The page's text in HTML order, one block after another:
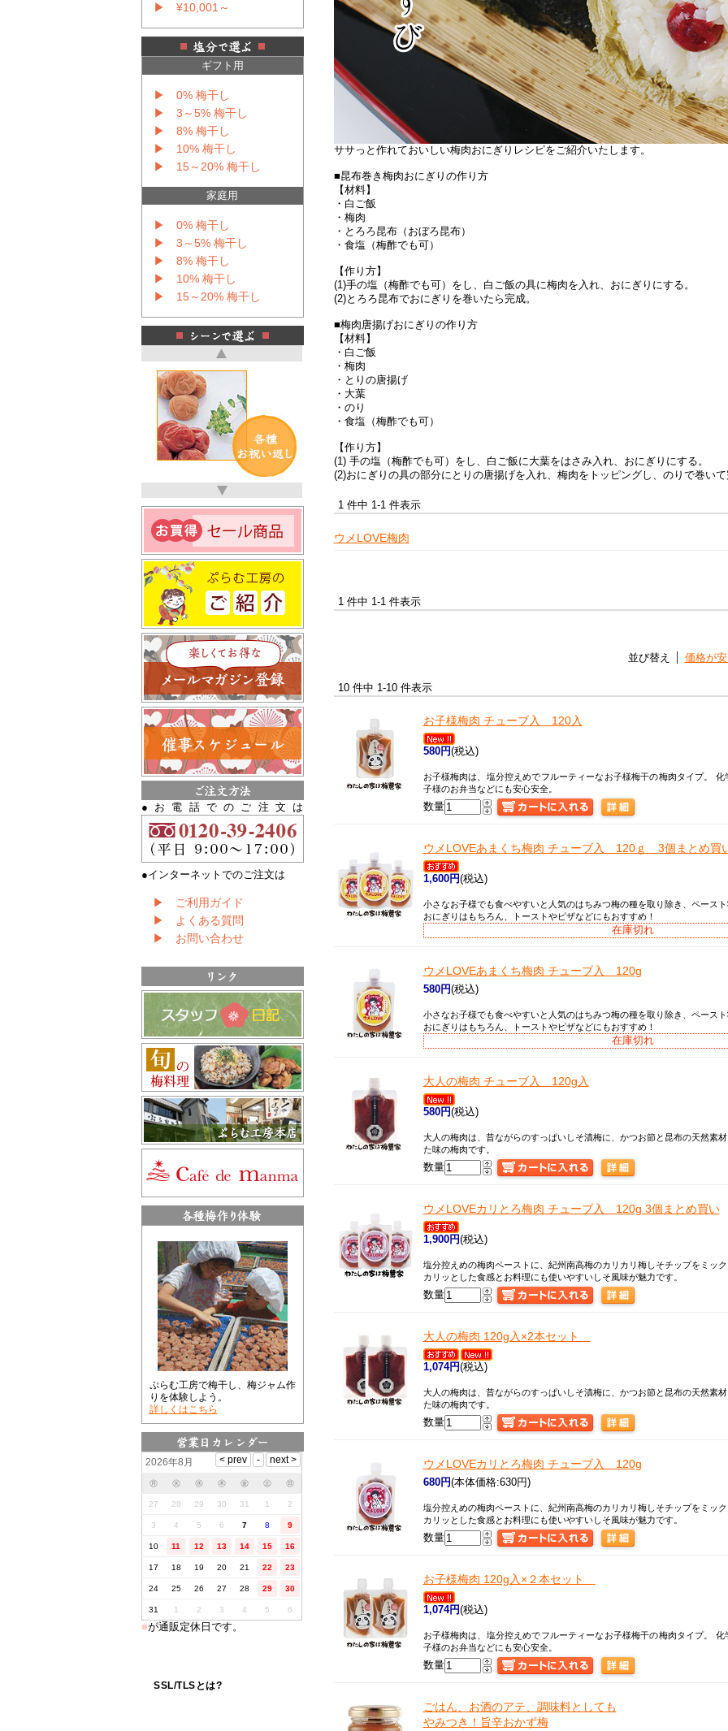
▶ ¥10,001～
ギフト用
▶ 0% 梅干し
▶ 3～5% 梅干し
▶ 8% 梅干し
▶ 10% 梅干し
▶ 15～20% 梅干し
家庭用
▶ 0% 梅干し
▶ 3～5% 梅干し
▶ 8% 梅干し
▶ 10% 梅干し
▶ 15～20% 梅干し
●お電話でのご注文は
●インターネットでのご注文は
▶ ご利用ガイド
▶ よくある質問
▶ お問い合わせ
ぷらむ工房で梅干し、梅ジャム作
りを体験しよう。
詳しくはこちら
2026年8月
㊊ ㊋ ㊌ ㊍ ㊎ ㊏ ㊐
27 28 29 30 31 1 2
3 4 5 6 7 8 9
10 11 12 13 14 15 16
17 18 19 20 21 22 23
24 25 26 27 28 29 30
31 1 2 3 4 5 6
■が通販定休日です。
SSL/TLSとは?
ササっと作れておいしい梅肉おにぎりレシピをご紹介いたします。
■昆布巻き梅肉おにぎりの作り方
【材料】
・白ご飯
・梅肉
・とろろ昆布（おぼろ昆布）
・食塩（梅酢でも可）
【作り方】
(1)手の塩（梅酢でも可）をし、白ご飯の具に梅肉を入れ、おにぎりにする。
(2)とろろ昆布でおにぎりを巻いたら完成。
■梅肉唐揚げおにぎりの作り方
【材料】
・白ご飯
・梅肉
・とりの唐揚げ
・大葉
・のり
・食塩（梅酢でも可）
【作り方】
(1) 手の塩（梅酢でも可）をし、白ご飯に大葉をはさみ入れ、おにぎりにする。
(2)おにぎりの具の部分にとりの唐揚げを入れ、梅肉をトッピングし、のりで巻い
1 件中 1-1 件表示
ウメLOVE梅肉
1 件中 1-1 件表示
並び替え 価格が
10 件中 1-10 件表示
お子様梅肉 チューブ入 120入
580円(税込)
お子様梅肉は、塩分控えめでフルーティーなお子様梅干の梅肉タイプ。
子様のお弁当などにも安心安全。
数量
ウメLOVEあまくち梅肉 チューブ入 120ｇ 3個まとめ買
1,600円(税込)
小さなお子様でも食べやすいと人気のはちみつ梅の種を取り除き、ペース
おにぎりはもちろん、トーストやピザなどにもおすすめ！
在庫切れ
ウメLOVEあまくち梅肉 チューブ入 120g
580円(税込)
小さなお子様でも食べやすいと人気のはちみつ梅の種を取り除き、ペース
おにぎりはもちろん、トーストやピザなどにもおすすめ！
在庫切れ
大人の梅肉 チューブ入 120g入
580円(税込)
大人の梅肉は、昔ながらのすっぱいしそ漬梅に、かつお節と昆布の天然素
た味の梅肉です。
数量
ウメLOVEカリとろ梅肉 チューブ入 120g 3個まとめ買い
1,900円(税込)
塩分控えめの梅肉ペーストに、紀州南高梅のカリカリ梅しそチップをミッ
カリッとした食感とお料理にも使いやすいしそ風味が魅力です。
数量
大人の梅肉 120g入×2本セット
1,074円(税込)
大人の梅肉は、昔ながらのすっぱいしそ漬梅に、かつお節と昆布の天然素
た味の梅肉です。
数量
ウメLOVEカリとろ梅肉 チューブ入 120g
680円(本体価格:630円)
塩分控えめの梅肉ペーストに、紀州南高梅のカリカリ梅しそチップをミッ
カリッとした食感とお料理にも使いやすいしそ風味が魅力です。
数量
お子様梅肉 120g入×２本セット
1,074円(税込)
お子様梅肉は、塩分控えめでフルーティーなお子様梅干の梅肉タイプ。
子様のお弁当などにも安心安全。
数量
ごはん、お酒のアテ、調味料としても
やみつき！旨辛おかず梅